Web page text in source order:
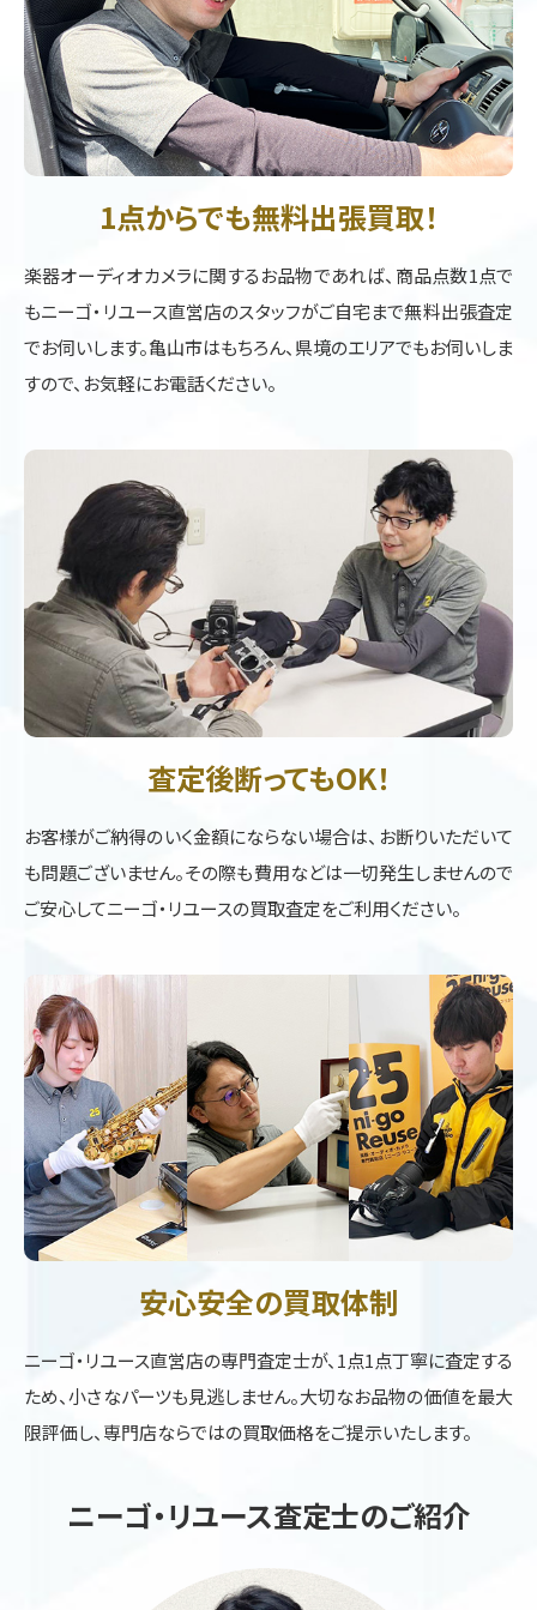
1点からでも無料出張買取！
楽器オーディオカメラに関するお品物であれば、商品点数1点で
もニーゴ・リユース直営店のスタッフがご自宅まで無料出張査定
でお伺いします。亀山市はもちろん、県境のエリアでもお伺いしま
すので、お気軽にお電話ください。
査定後断ってもOK！
お客様がご納得のいく金額にならない場合は、お断りいただいて
も問題ございません。その際も費用などは一切発生しませんので
ご安心してニーゴ・リユースの買取査定をご利用ください。
安心安全の買取体制
ニーゴ・リユース直営店の専門査定士が、1点1点丁寧に査定する
ため、小さなパーツも見逃しません。大切なお品物の価値を最大
限評価し、専門店ならではの買取価格をご提示いたします。
ニーゴ・リユース査定士のご紹介